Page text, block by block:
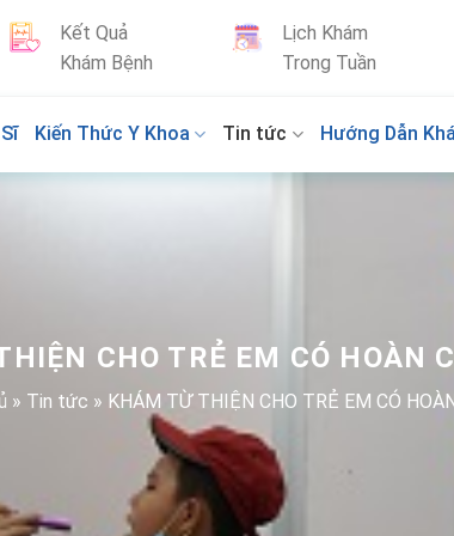
Kết Quả
Khám Bệnh
Lịch Khám
Trong Tuần
Kiến Thức Y Khoa Tin tức Hướng Dẫn
CHO TRẺ EM CÓ HOÀN
» Tin tức » KHÁM TỪ THIỆN CHO TRẺ EM CÓ